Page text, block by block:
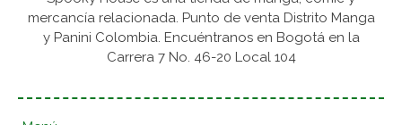
mercancía relacionada. Punto de venta Distrito Manga
y Panini Colombia. Encuéntranos en Bogotá en la
Carrera 7 No. 46-20 Local 104